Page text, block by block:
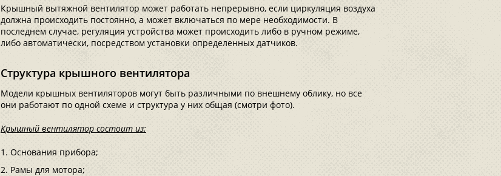
Крышный вытяжной вентилятор может работать непрерывно, если циркуляция воздуха
должна происходить постоянно, а может включаться по мере необходимости. В
последнем случае, регуляция устройства может происходить либо в ручном режиме,
либо автоматически, посредством установки определенных датчиков.
Структура крышного вентилятора
Модели крышных вентиляторов могут быть различными по внешнему облику, но все
они работают по одной схеме и структура у них общая (смотри фото).
Крышный вентилятор состоит из:
Основания прибора;
Рамы для мотора;